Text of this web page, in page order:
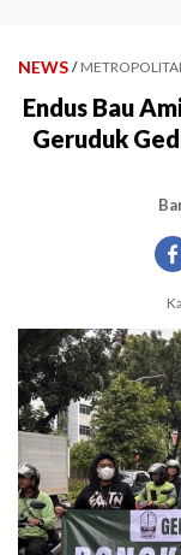
NEWS /
Endus Bau
Geruduk